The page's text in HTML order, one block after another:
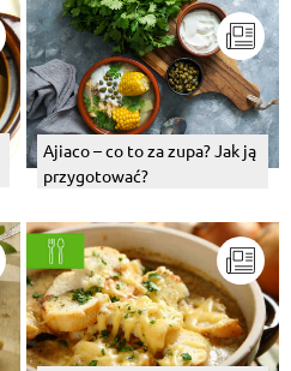
Ajiaco – co to za zupa? Jak ją
przygotować?